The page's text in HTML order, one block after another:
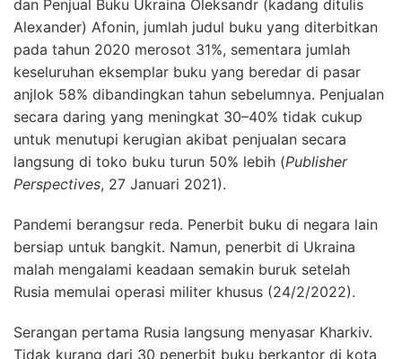
dan Penjual Buku Ukraina Oleksandr (kadang ditulis
Alexander) Afonin, jumlah judul buku yang diterbitkan
pada tahun 2020 merosot 31%, sementara jumlah
keseluruhan eksemplar buku yang beredar di pasar
anjlok 58% dibandingkan tahun sebelumnya. Penjualan
secara daring yang meningkat 30–40% tidak cukup
untuk menutupi kerugian akibat penjualan secara
langsung di toko buku turun 50% lebih (Publisher
Perspectives, 27 Januari 2021).
Pandemi berangsur reda. Penerbit buku di negara lain
bersiap untuk bangkit. Namun, penerbit di Ukraina
malah mengalami keadaan semakin buruk setelah
Rusia memulai operasi militer khusus (24/2/2022).
Serangan pertama Rusia langsung menyasar Kharkiv.
Tidak kurang dari 30 penerbit buku berkantor di kota